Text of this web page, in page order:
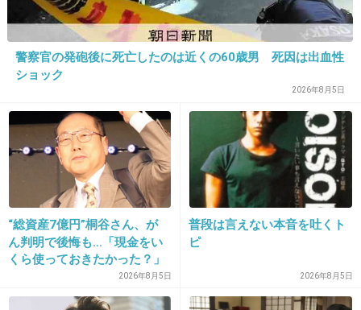
27. 匿名2014/06/16(月) 17:10:57
有吉って最近、言いやすい人にしか言わないか
後を引きそうだったりヤバそうな人には絶対言
わないし。
-16
28. 匿名2014/06/16(月) 17:11:03
13 だって某国人のせいでテレビ干されたんだ
もん。有吉、おまえこそ嫌味ジジイだろ。ひっ
警察官の発砲後に死亡したのは近くの60歳男 死因は出血性
ショック
2026年8月5日
“総資産7億円”桐谷さん、が
ん判明で後悔も…「現金をい
くら使っておきたかった？」
2026年8月5日
普段は言えない本音を吐くト
ピ
2026年8月5日